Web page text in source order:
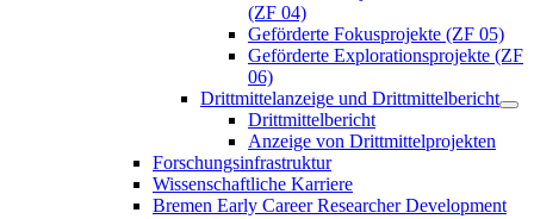
(ZF 04)
Geförderte Fokusprojekte (ZF 05)
Geförderte Explorationsprojekte (ZF
06)
Drittmittelanzeige und Drittmittelbericht
Drittmittelbericht
Anzeige von Drittmittelprojekten
Forschungsinfrastruktur
Wissenschaftliche Karriere
Bremen Early Career Researcher Development